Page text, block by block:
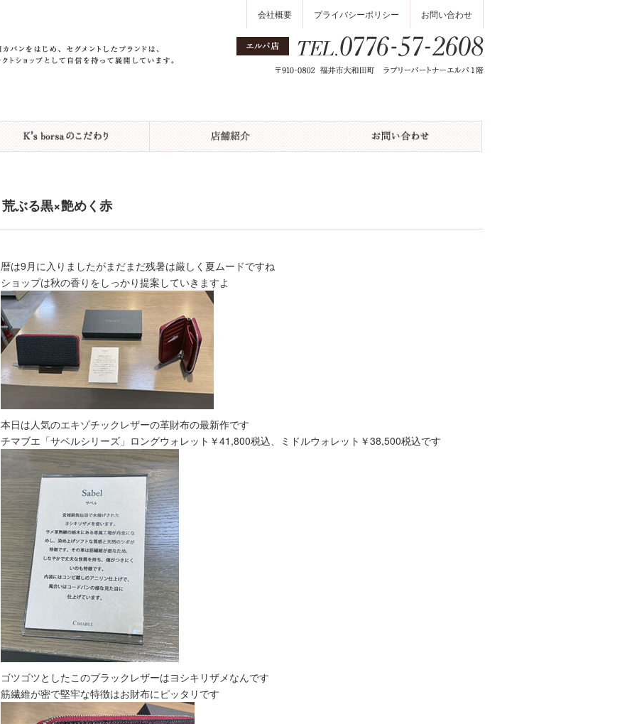
会社概要 プライバシーポリシー お問い合わせ
荒ぶる黒×艶めく赤
暦は9月に入りましたがまだまだ残暑は厳しく夏ムードですね
ショップは秋の香りをしっかり提案していきますよ
本日は人気のエキゾチックレザーの革財布の最新作です
チマブエ「サベルシリーズ」ロングウォレット￥41,800税込、ミドルウォレット￥38,500税込です
ゴツゴツとしたこのブラックレザーはヨシキリザメなんです
筋繊維が密で堅牢な特徴はお財布にピッタリです